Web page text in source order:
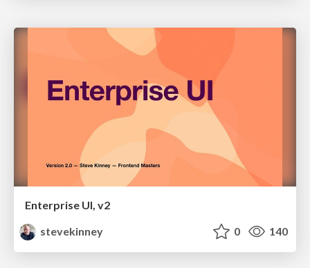
Enterprise UI, v2
stevekinney
0 140